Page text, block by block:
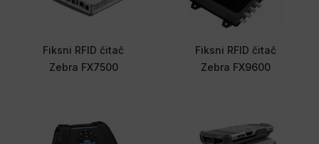
Fiksni RFID čitač
Zebra FX7500
Fiksni RFID čitač
Zebra FX9600